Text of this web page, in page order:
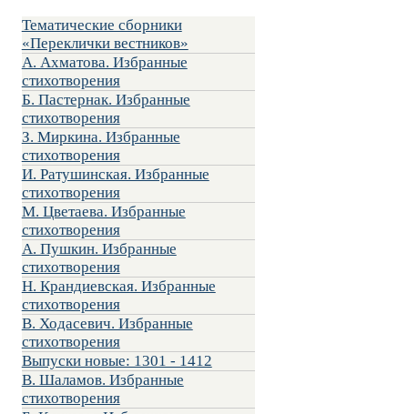
Тематические сборники
«Переклички вестников»
А. Ахматова. Избранные
стихотворения
Б. Пастернак. Избранные
стихотворения
З. Миркина. Избранные
стихотворения
И. Ратушинская. Избранные
стихотворения
М. Цветаева. Избранные
стихотворения
А. Пушкин. Избранные
стихотворения
Н. Крандиевская. Избранные
стихотворения
В. Ходасевич. Избранные
стихотворения
Выпуски новые: 1301 - 1412
В. Шаламов. Избранные
стихотворения